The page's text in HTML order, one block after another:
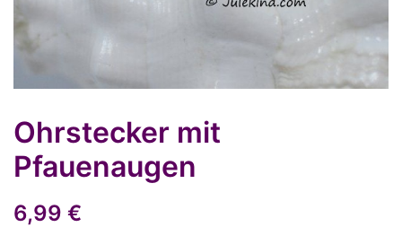
Ohrstecker mit
Pfauenaugen
6,99 €